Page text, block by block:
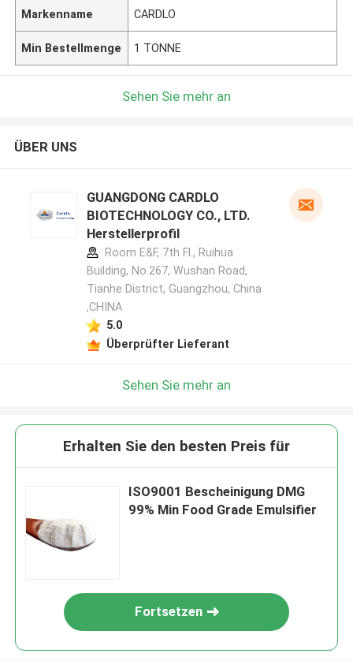
Markenname CARDLO
Min Bestellmenge 1 TONNE
Sehen Sie mehr an
ÜBER UNS
GUANGDONG CARDLO
BIOTECHNOLOGY CO., LTD.
Herstellerprofil
Room E&F, 7th Fl., Ruihua
Building, No.267, Wushan Road,
Tianhe District, Guangzhou, China
,CHINA
5.0
Überprüfter Lieferant
Sehen Sie mehr an
Erhalten Sie den besten Preis für
ISO9001 Bescheinigung DMG
99% Min Food Grade Emulsifier
Fortsetzen